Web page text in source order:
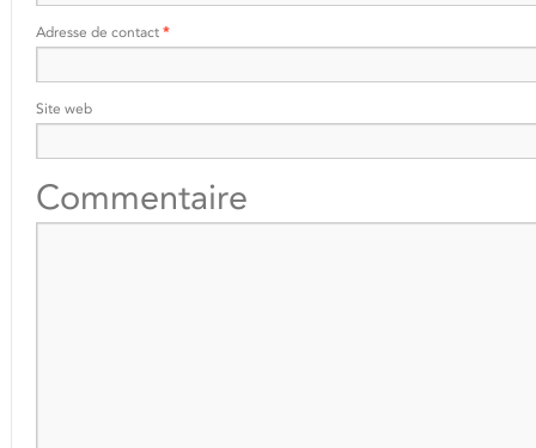
Adresse de contact *
Site web
Commentaire